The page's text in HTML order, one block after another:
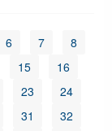
6 7
8
15
16
23
24
31
32